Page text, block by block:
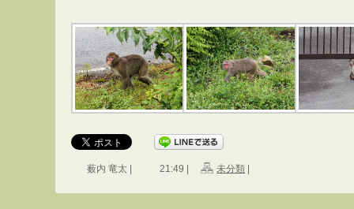
薮内 竜太 | 21:49 | 未分類